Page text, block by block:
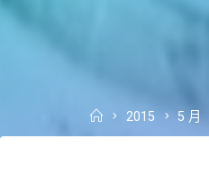
Home2015 5 月